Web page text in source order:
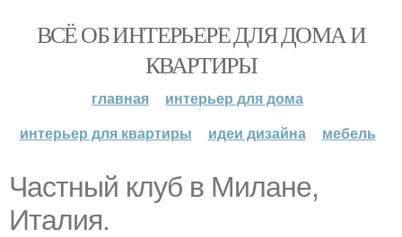
ВСЁ ОБ ИНТЕРЬЕРЕ ДЛЯ ДОМА И
КВАРТИРЫ
главная
интерьер для дома
интерьер для квартиры
идеи дизайна мебель
Частный клуб в Милане,
Италия.